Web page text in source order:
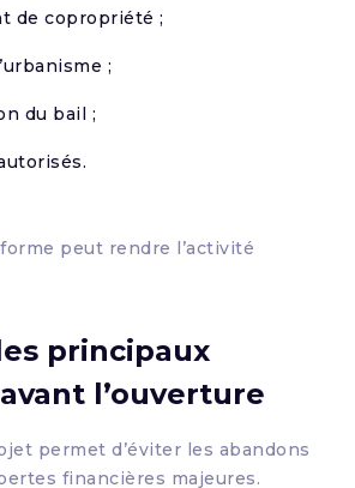
de copropriété ;
;
du bail ;
peut rendre l’activité
principaux
l’ouverture
permet d’éviter les abandons
financières majeures.